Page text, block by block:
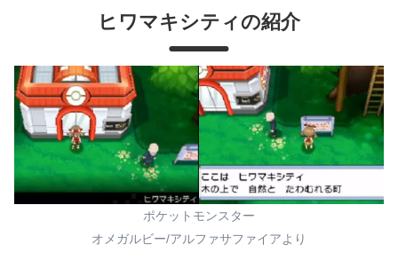
ヒワマキシティの紹介
ポケットモンスター
オメガルビー/アルファサファイアより